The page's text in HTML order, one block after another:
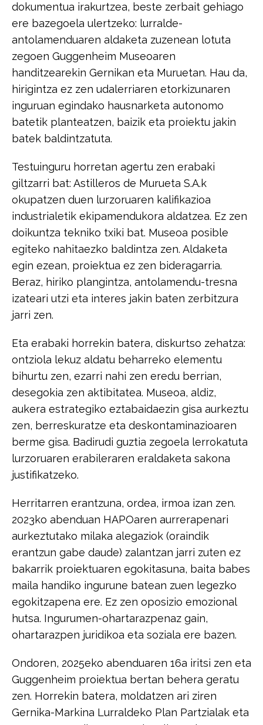
dokumentua irakurtzea, beste zerbait gehiago
ere bazegoela​ ​ulertzeko: lurralde-
antolamenduaren aldaketa zuzenean lotuta
zegoen​ ​Guggenheim Museoaren
handitzearekin Gernikan eta Muruetan. Hau da,​ ​
hirigintza ez zen udalerriaren etorkizunaren
inguruan egindako hausnarketa​ ​autonomo
batetik planteatzen, baizik eta proiektu jakin
batek baldintzatuta.​
​Testuinguru horretan agertu zen erabaki
giltzarri bat: Astilleros de Murueta S.A.k​ ​
okupatzen duen lurzoruaren kalifikazioa
industrialetik ekipamendukora aldatzea.​ Ez zen
doikuntza tekniko txiki bat. Museoa posible
egiteko nahitaezko baldintza​ zen. Aldaketa
egin ezean, proiektua ez zen bideragarria.
Beraz, hiriko plangintza,​ ​antolamendu-tresna
izateari utzi eta interes jakin baten zerbitzura
jarri zen.​​
Eta erabaki horrekin batera, diskurtso zehatza:
ontziola lekuz aldatu beharreko​ ​elementu
bihurtu zen, ezarri nahi zen eredu berrian,
desegokia zen aktibitatea.​ Museoa, aldiz,
aukera estrategiko eztabaidaezin gisa aurkeztu
zen, berreskuratze​ ​eta deskontaminazioaren
berme gisa. Badirudi guztia zegoela lerrokatuta​ ​
lurzoruaren erabileraren eraldaketa sakona
justifikatzeko.​
​Herritarren erantzuna, ordea, irmoa izan zen.
2023ko abenduan HAPOaren​ ​aurrerapenari
aurkeztutako milaka alegaziok (oraindik
erantzun gabe daude)​ ​zalantzan jarri zuten ez
bakarrik proiektuaren egokitasuna, baita babes
maila ​handiko ingurune batean zuen legezko
egokitzapena ere. Ez zen oposizio​ ​emozional
hutsa. Ingurumen-ohartarazpenaz gain,
ohartarazpen juridikoa eta​ ​soziala ere bazen.
Ondoren, 2025eko abenduaren 16a iritsi zen eta
Guggenheim proiektua bertan​ ​behera geratu
zen. Horrekin batera, moldatzen ari ziren
Gernika-Markina​ ​Lurraldeko Plan Partzialak eta